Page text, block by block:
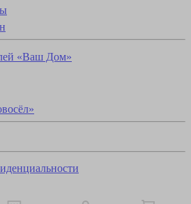
«Ваш Дом»